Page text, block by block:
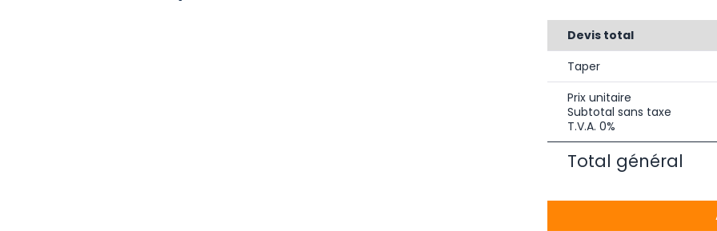
Devis total
Taper
Prix unitaire
Subtotal sans taxe
T.V.A. 0%
Total général